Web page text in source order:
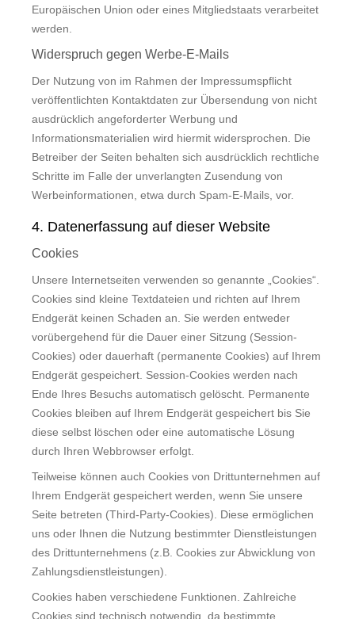
Europäischen Union oder eines Mitgliedstaats verarbeitet
werden.
Widerspruch gegen Werbe-E-Mails
Der Nutzung von im Rahmen der Impressumspflicht
veröffentlichten Kontaktdaten zur Übersendung von nicht
ausdrücklich angeforderter Werbung und
Informationsmaterialien wird hiermit widersprochen. Die
Betreiber der Seiten behalten sich ausdrücklich rechtliche
Schritte im Falle der unverlangten Zusendung von
Werbeinformationen, etwa durch Spam-E-Mails, vor.
4. Datenerfassung auf dieser Website
Cookies
Unsere Internetseiten verwenden so genannte „Cookies“.
Cookies sind kleine Textdateien und richten auf Ihrem
Endgerät keinen Schaden an. Sie werden entweder
vorübergehend für die Dauer einer Sitzung (Session-
Cookies) oder dauerhaft (permanente Cookies) auf Ihrem
Endgerät gespeichert. Session-Cookies werden nach
Ende Ihres Besuchs automatisch gelöscht. Permanente
Cookies bleiben auf Ihrem Endgerät gespeichert bis Sie
diese selbst löschen oder eine automatische Lösung
durch Ihren Webbrowser erfolgt.
Teilweise können auch Cookies von Drittunternehmen auf
Ihrem Endgerät gespeichert werden, wenn Sie unsere
Seite betreten (Third-Party-Cookies). Diese ermöglichen
uns oder Ihnen die Nutzung bestimmter Dienstleistungen
des Drittunternehmens (z.B. Cookies zur Abwicklung von
Zahlungsdienstleistungen).
Cookies haben verschiedene Funktionen. Zahlreiche
Cookies sind technisch notwendig, da bestimmte